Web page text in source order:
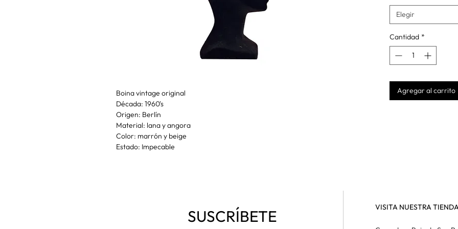
Boina vintage original
Década: 1960's
Origen: Berlín
Material: lana y angora
Color: marrón y beige
Estado: Impecable
Elegir
Cantidad *
Agregar al carrito
SUSCRÍBETE VISITA NUESTRA